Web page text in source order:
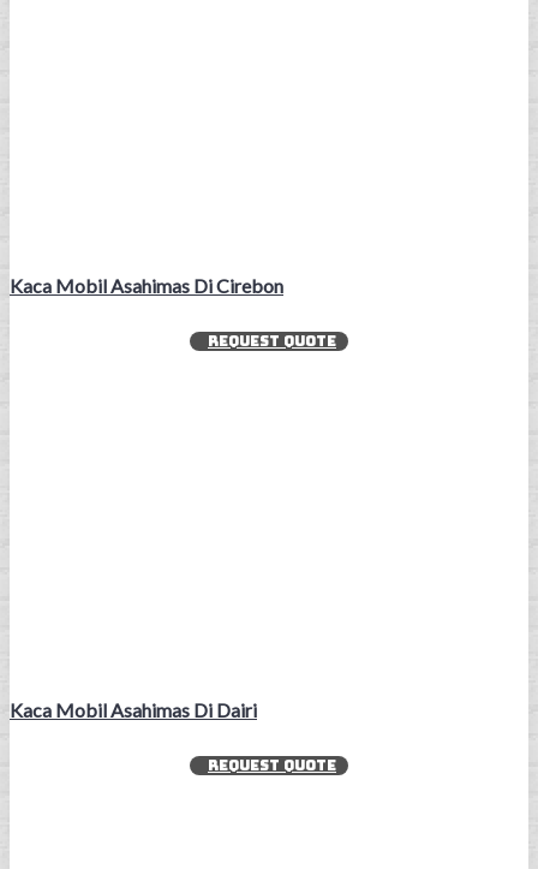
Kaca Mobil Asahimas Di Cirebon
REQUEST QUOTE
Kaca Mobil Asahimas Di Dairi
REQUEST QUOTE